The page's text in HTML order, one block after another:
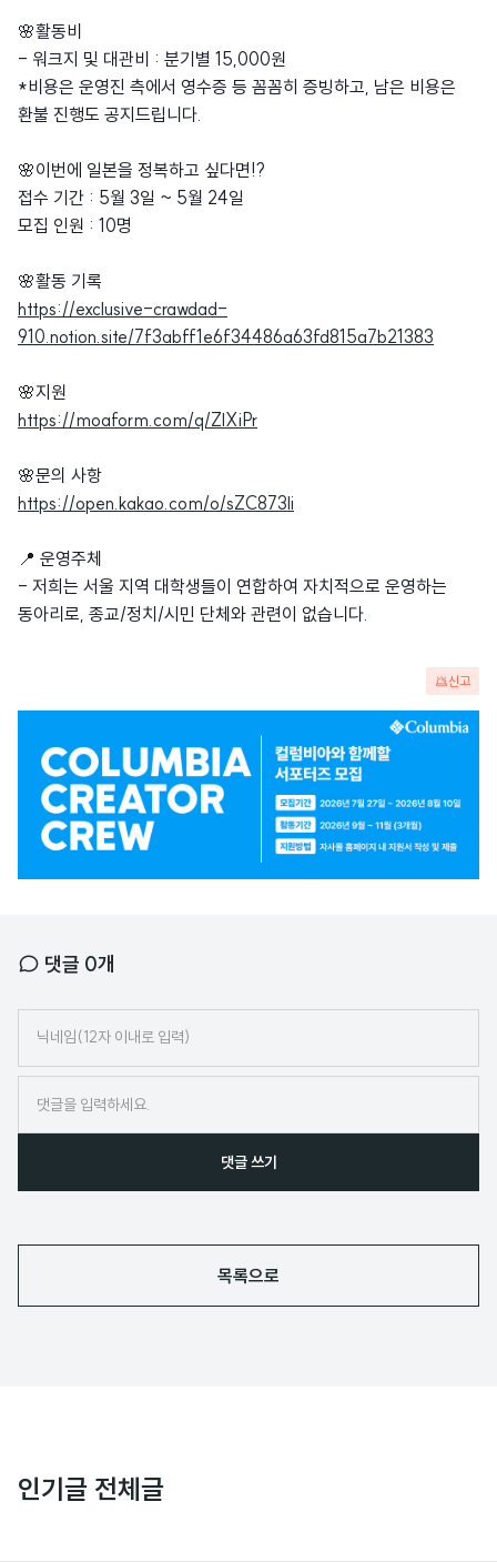
🌸활동비
- 워크지 및 대관비 : 분기별 15,000원
*비용은 운영진 측에서 영수증 등 꼼꼼히 증빙하고, 남은 비용은
환불 진행도 공지드립니다.
🌸이번에 일본을 정복하고 싶다면!?
접수 기간 : 5월 3일 ~ 5월 24일
모집 인원 : 10명
🌸활동 기록
https://exclusive-crawdad-
910.notion.site/7f3abff1e6f34486a63fd815a7b21383
🌸지원
https://moaform.com/q/ZlXiPr
🌸문의 사항
https://open.kakao.com/o/sZC873li
📍 운영주체
- 저희는 서울 지역 대학생들이 연합하여 자치적으로 운영하는
동아리로, 종교/정치/시민 단체와 관련이 없습니다.
신고
댓글 0개
임
댓글 쓰기
목록으로
인기글 전체글